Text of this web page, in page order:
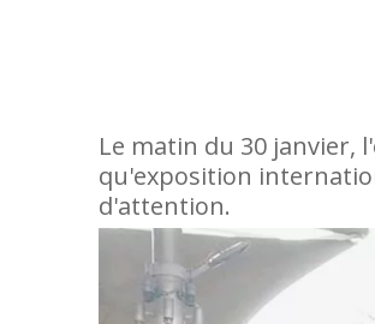
Le matin du 30 janvier,
qu'exposition
d'attention.